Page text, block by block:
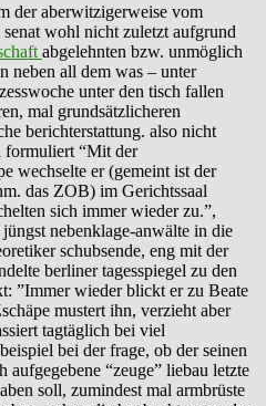
der aberwitzigerweise vom
wohl nicht zuletzt aufgrund
abgelehnten bzw. unmöglich
neben all dem was – unter
unter den tisch fallen
mal grundsätzlicheren
berichterstattung. also nicht
formuliert “Mit der
wechselte er (gemeint ist der
das ZOB) im Gerichtssaal
sich immer wieder zu.”,
nebenklage-anwälte in die
schubsende, eng mit der
berliner tagesspiegel zu den
”Immer wieder blickt er zu Beate
mustert ihn, verzieht aber
tagtäglich bei viel
bei der frage, ob der seinen
“zeuge” liebau letzte
soll, zumindest mal armbrüste